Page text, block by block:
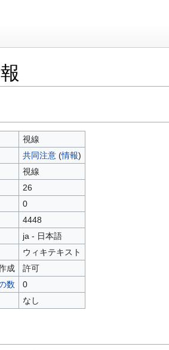
視線
共同注意(情報)
視線
26
0
4448
ja - 日本語
ウィキテキスト
成
許可
数
0
なし